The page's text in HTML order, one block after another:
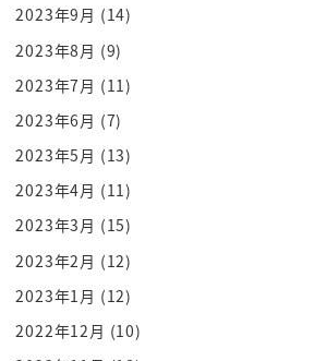
被困著也只能喝酒解悶
「這是哪招 有本事讓我出去對打啊」
「曹操這卑鄙小人 真可惡」
「這是什麼詭計 你們怎麼沒有防著」
呂布開始對部下暴走
「呂布大人 你做什麼」
「呂布大人滿腦子只想打仗
腦子都壞了」
「哪有大家被困住時還打部下的
這人有病吧」
引起了部下不滿
後來呂布喝醉酒在睡覺
2023年9月 (14)
2023年8月 (9)
2023年7月 (11)
2023年6月 (7)
2023年5月 (13)
2023年4月 (11)
2023年3月 (15)
2023年2月 (12)
2023年1月 (12)
2022年12月 (10)